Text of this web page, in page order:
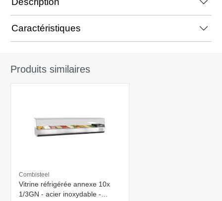
Caractéristiques
Produits similaires
Combisteel
Vitrine réfrigérée annexe 10x
1/3GN - acier inoxydable -